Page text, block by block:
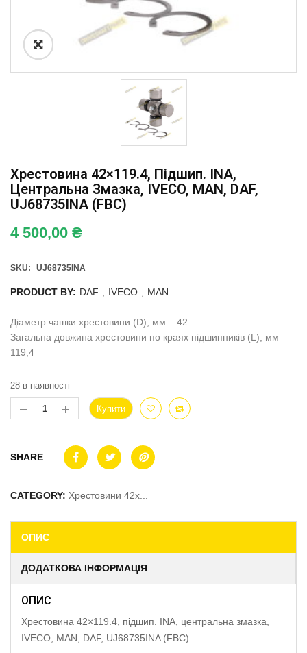
Хрестовина 42×119.4, Підшип. INA,
Центральна Змазка, IVECO, MAN, DAF,
UJ68735INA (FBC)
4 500,00 ₴
SKU: UJ68735INA
PRODUCT BY: DAF IVECO MAN
Діаметр чашки хрестовини (D), мм – 42
Загальна довжина хрестовини по краях підшипників (L), мм –
119,4
28 в наявності
Купити
SHARE
CATEGORY: Хрестовини 42x...
ОПИС
ДОДАТКОВА ІНФОРМАЦІЯ
ОПИС
Хрестовина 42×119.4, підшип. INA, центральна змазка,
IVECO, MAN, DAF, UJ68735INA (FBC)